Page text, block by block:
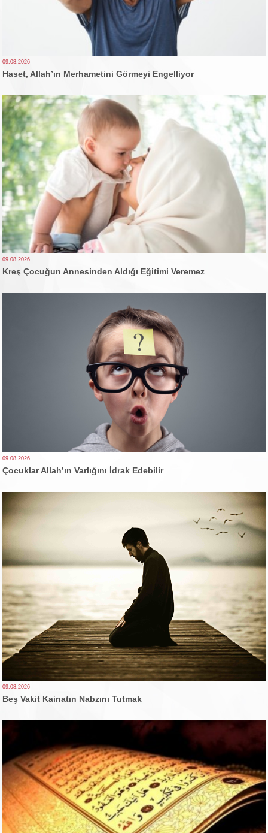
09.08.2026
Haset, Allah’ın Merhametini Görmeyi Engelliyor
09.08.2026
Kreş Çocuğun Annesinden Aldığı Eğitimi Veremez
09.08.2026
Çocuklar Allah’ın Varlığını İdrak Edebilir
09.08.2026
Beş Vakit Kainatın Nabzını Tutmak